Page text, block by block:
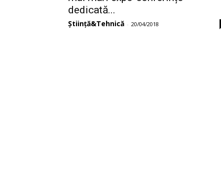
dedicată...
Știință&Tehnică - 20/04/2018